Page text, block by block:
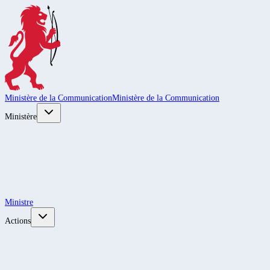
Ministère de la CommunicationMinistère de la Communication
Ministère
Ministre
Actions